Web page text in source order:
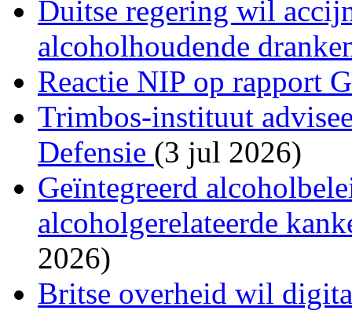
Duitse regering wil
alcoholhoudende
Reactie NIP op rapport
Trimbos-instituut
Defensie (3 jul 2026)
Geïntegreerd
alcoholgerelateerde
2026)
Britse overheid wil